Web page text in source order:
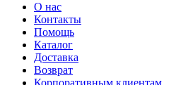
О нас
Контакты
Помощь
Каталог
Доставка
Возврат
Корпоративным клиентам